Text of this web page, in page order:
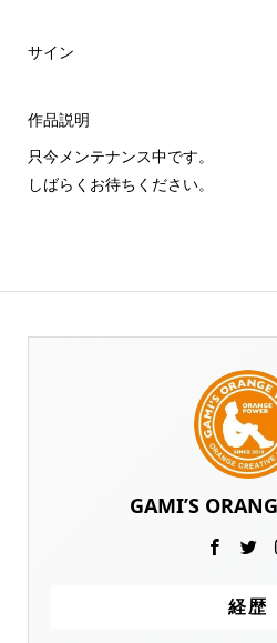
サイン
作品説明
只今メンテナンス中です。
しばらくお待ちください。
GAMI’S
経歴